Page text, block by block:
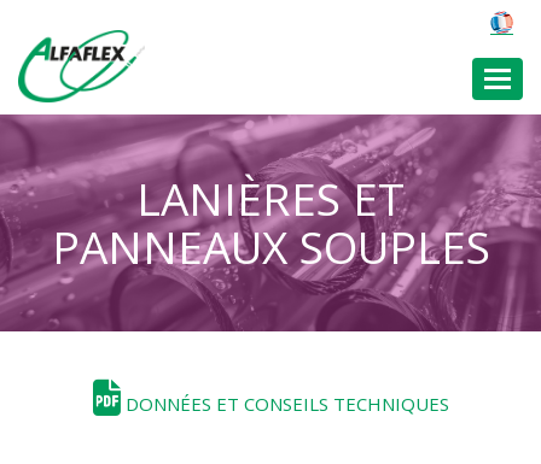
LANIÈRES ET
PANNEAUX SOUPLES
DONNÉES ET CONSEILS TECHNIQUES